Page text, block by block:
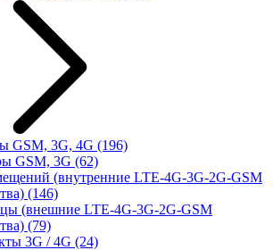
GSM, 3G, 4G (196)
GSM, 3G (62)
(внутренние LTE-4G-3G-2G-GSM
(146)
(внешние LTE-4G-3G-2G-GSM
(79)
3G / 4G (24)